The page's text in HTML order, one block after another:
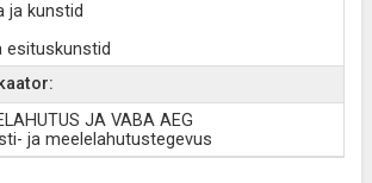
ja kunstid
esituskunstid
JA VABA AEG
ja meelelahutustegevus